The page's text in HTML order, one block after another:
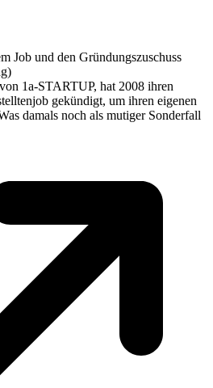
Job und den Gründungszuschuss
1a-STARTUP, hat 2008 ihren
gekündigt, um ihren eigenen
damals noch als mutiger Sonderfall